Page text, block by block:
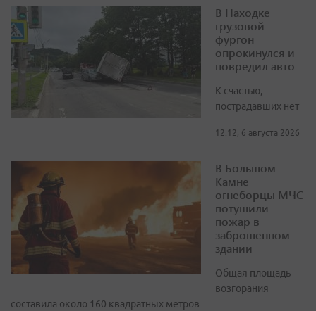
В Находке
грузовой
фургон
опрокинулся и
повредил авто
К счастью,
пострадавших нет
12:12, 6 августа 2026
В Большом
Камне
огнеборцы МЧС
потушили
пожар в
заброшенном
здании
Общая площадь
возгорания
составила около 160 квадратных метров